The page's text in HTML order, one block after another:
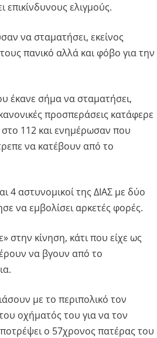
ελιγμούς.
να σταματήσει, εκείνος
πανικό αλλά και φόβο για την
έκανε σήμα να σταματήσει,
προσπεράσεις κατάφερε
112 και ενημέρωσαν που
να κατέβουν από το
4 αστυνομικοί της ΔΙΑΣ με δύο
να εμβολίσει αρκετές φορές.
στην κίνηση, κάτι που είχε ως
να βγουν από το
με το περιπολικό τον
οχήματός του για να τον
ο 57χρονος πατέρας του